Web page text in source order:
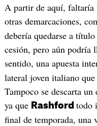
A partir de aquí, faltaría
otras demarcaciones,
debería quedarse a
cesión, pero aún podría
sentido, una apuesta
lateral joven italiano que
Tampoco se descarta
ya que Rashford todo
final de temporada, una